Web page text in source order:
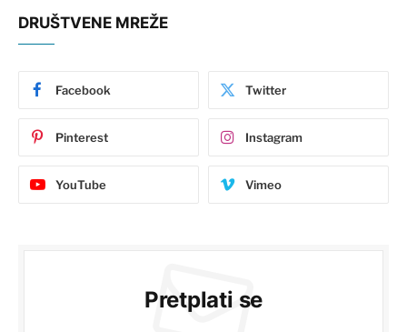
DRUŠTVENE MREŽE
Facebook Twitter
Pinterest Instagram
YouTube Vimeo
Pretplati se